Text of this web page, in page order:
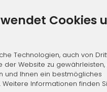
Cookies
Technologien, auch von
Website zu gewährleisten,
und Ihnen ein bestmögliches
Weitere Informationen finden